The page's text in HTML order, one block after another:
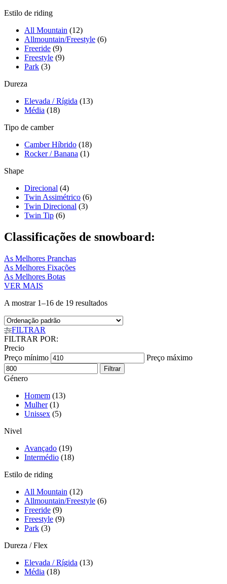
Estilo de riding
All Mountain (12)
Allmountain/Freestyle (6)
Freeride (9)
Freestyle (9)
Park (3)
Dureza
Elevada / Rígida (13)
Média (18)
Tipo de camber
Camber Híbrido (18)
Rocker / Banana (1)
Shape
Direcional (4)
Twin Assimétrico (6)
Twin Direcional (3)
Twin Tip (6)
Classificações de snowboard:
As Melhores Pranchas
As Melhores Fixações
As Melhores Botas
VER MAIS
A mostrar 1–16 de 19 resultados
FILTRAR
FILTRAR POR:
Precio
Preço mínimo
Preço máximo
Filtrar
Género
Homem (13)
Mulher (1)
Unissex (5)
Nivel
Avançado (19)
Intermédio (18)
Estilo de riding
All Mountain (12)
Allmountain/Freestyle (6)
Freeride (9)
Freestyle (9)
Park (3)
Dureza / Flex
Elevada / Rígida (13)
Média (18)